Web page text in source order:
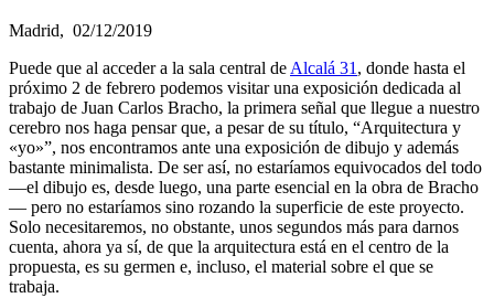
Madrid, 02/12/2019
Puede que al acceder a la sala central de Alcalá 31 , donde hasta el
próximo 2 de febrero podemos visitar una exposición dedicada al
trabajo de Juan Carlos Bracho, la primera señal que llegue a nuestro
cerebro nos haga pensar que, a pesar de su título, “Arquitectura y
«yo»”, nos encontramos ante una exposición de dibujo y además
bastante minimalista. De ser así, no estaríamos equivocados del todo
—el dibujo es, desde luego, una parte esencial en la obra de Bracho
— pero no estaríamos sino rozando la superficie de este proyecto.
Solo necesitaremos, no obstante, unos segundos más para darnos
cuenta, ahora ya sí, de que la arquitectura está en el centro de la
propuesta, es su germen e, incluso, el material sobre el que se
trabaja.